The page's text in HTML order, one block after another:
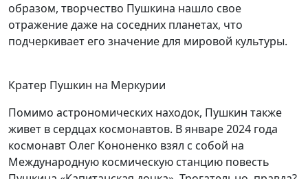
образом, творчество Пушкина нашло свое
отражение даже на соседних планетах, что
подчеркивает его значение для мировой культуры.
Кратер Пушкин на Меркурии
Помимо астрономических находок, Пушкин также
живет в сердцах космонавтов. В январе 2024 года
космонавт Олег Кононенко взял с собой на
Международную космическую станцию повесть